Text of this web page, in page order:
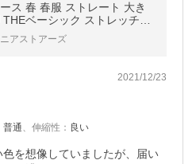
ス 春 春服 ストレート 大き
ベーシック ストレッチス
イーザッカマニア
アストアーズ
2021/12/23
普通、 伸縮性 ： 良い
を想像していましたが、届い